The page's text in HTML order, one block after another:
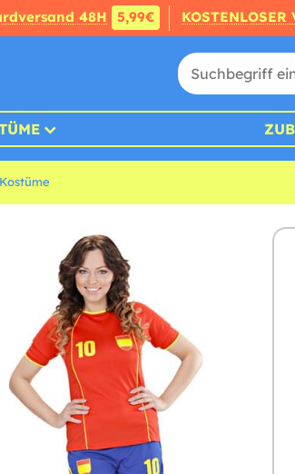
48H 5,99€ KOSTENLOSER